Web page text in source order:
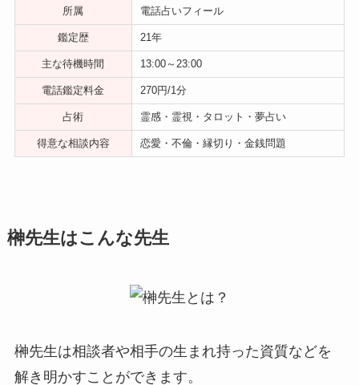
所属 電話占いフィール
鑑定歴 21年
主な待機時間 13:00～23:00
電話鑑定料金 270円/1分
占術 霊感・霊視・タロット・夢占い
得意な相談内容 恋愛・不倫・縁切り・金銭問題
榊先生はこんな先生
榊先生は相談者や相手の生まれ持った資質などを
解き明かすことができます。